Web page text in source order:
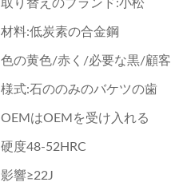
取り替えのブランド:小松
材料:低炭素の合金鋼
色の黄色/赤く/必要な黒/顧客
様式:石ののみのバケツの歯
OEMはOEMを受け入れる
硬度48-52HRC
影響≥22J